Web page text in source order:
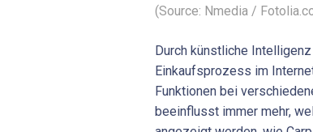
(Source: Nmedia /
Durch künstliche
Einkaufsprozess im
Funktionen bei
beeinflusst immer mehr,